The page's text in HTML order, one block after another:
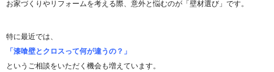
お家づくりやリフォームを考える際、意外と悩むのが「壁材選び」です。
特に最近では、
「漆喰壁とクロスって何が違うの？」
というご相談をいただく機会も増えています。